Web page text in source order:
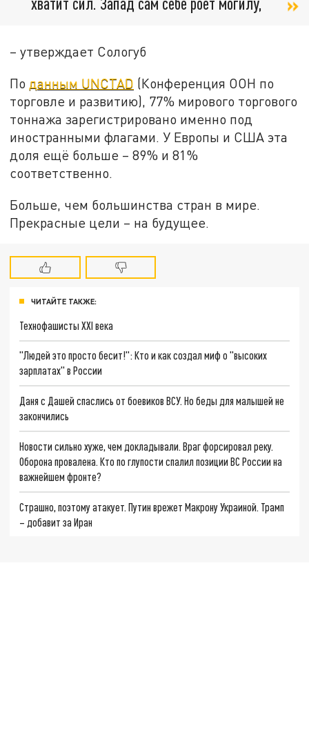
– утверждает Сологуб
По данным UNCTAD (Конференция ООН по
торговле и развитию), 77% мирового торгового
тоннажа зарегистрировано именно под
иностранными флагами. У Европы и США эта
доля ещё больше – 89% и 81%
соответственно.
Больше, чем большинства стран в мире.
Прекрасные цели – на будущее.
ЧИТАЙТЕ ТАКЖЕ:
Технофашисты XXI века
"Людей это просто бесит!": Кто и как создал миф о "высоких
зарплатах" в России
Даня с Дашей спаслись от боевиков ВСУ. Но беды для малышей не
закончились
Новости сильно хуже, чем докладывали. Враг форсировал реку.
Оборона провалена. Кто по глупости спалил позиции ВС России на
важнейшем фронте?
Страшно, поэтому атакует. Путин врежет Макрону Украиной. Трамп
– добавит за Иран